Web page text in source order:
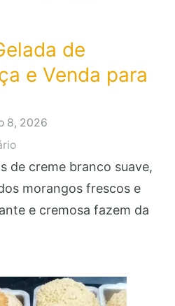
de
e Venda para
8, 2026
em
Sobremesa
Gelada
de
e
Venda
de creme branco suave,
morangos frescos e
e cremosa fazem da